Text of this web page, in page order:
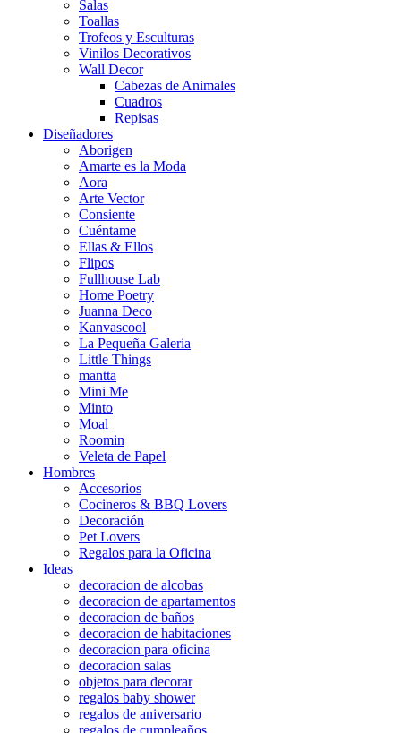
Salas
Toallas
Trofeos y Esculturas
Vinilos Decorativos
Wall Decor
Cabezas de Animales
Cuadros
Repisas
Diseñadores
Aborigen
Amarte es la Moda
Aora
Arte Vector
Consiente
Cuéntame
Ellas & Ellos
Flipos
Fullhouse Lab
Home Poetry
Juanna Deco
Kanvascool
La Pequeña Galeria
Little Things
mantta
Mini Me
Minto
Moal
Roomin
Veleta de Papel
Hombres
Accesorios
Cocineros & BBQ Lovers
Decoración
Pet Lovers
Regalos para la Oficina
Ideas
decoracion de alcobas
decoracion de apartamentos
decoracion de baños
decoracion de habitaciones
decoracion para oficina
decoracion salas
objetos para decorar
regalos baby shower
regalos de aniversario
regalos de cumpleaños